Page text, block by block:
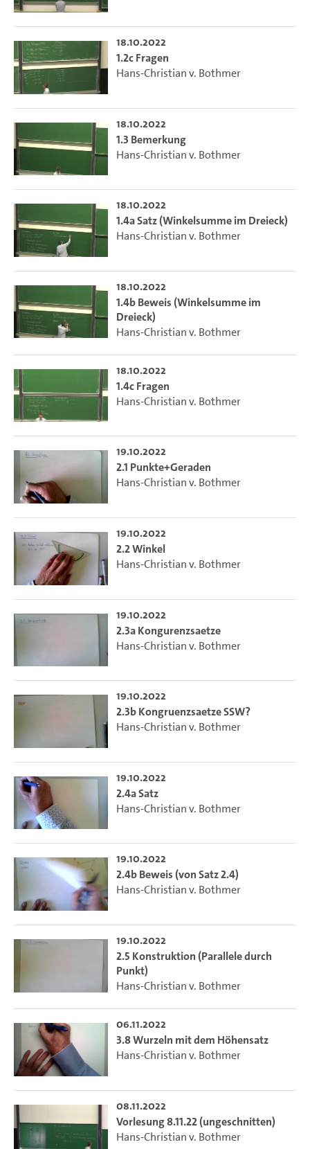
18.10.2022
1.2c Fragen
Hans-Christian v. Bothmer
18.10.2022
1.3 Bemerkung
Hans-Christian v. Bothmer
18.10.2022
1.4a Satz (Winkelsumme im Dreieck)
Hans-Christian v. Bothmer
18.10.2022
1.4b Beweis (Winkelsumme im
Dreieck)
Hans-Christian v. Bothmer
18.10.2022
1.4c Fragen
Hans-Christian v. Bothmer
19.10.2022
2.1 Punkte+Geraden
Hans-Christian v. Bothmer
19.10.2022
2.2 Winkel
Hans-Christian v. Bothmer
19.10.2022
2.3a Kongurenzsaetze
Hans-Christian v. Bothmer
19.10.2022
2.3b Kongruenzsaetze SSW?
Hans-Christian v. Bothmer
19.10.2022
2.4a Satz
Hans-Christian v. Bothmer
19.10.2022
2.4b Beweis (von Satz 2.4)
Hans-Christian v. Bothmer
19.10.2022
2.5 Konstruktion (Parallele durch
Punkt)
Hans-Christian v. Bothmer
06.11.2022
3.8 Wurzeln mit dem Höhensatz
Hans-Christian v. Bothmer
08.11.2022
Vorlesung 8.11.22 (ungeschnitten)
Hans-Christian v. Bothmer